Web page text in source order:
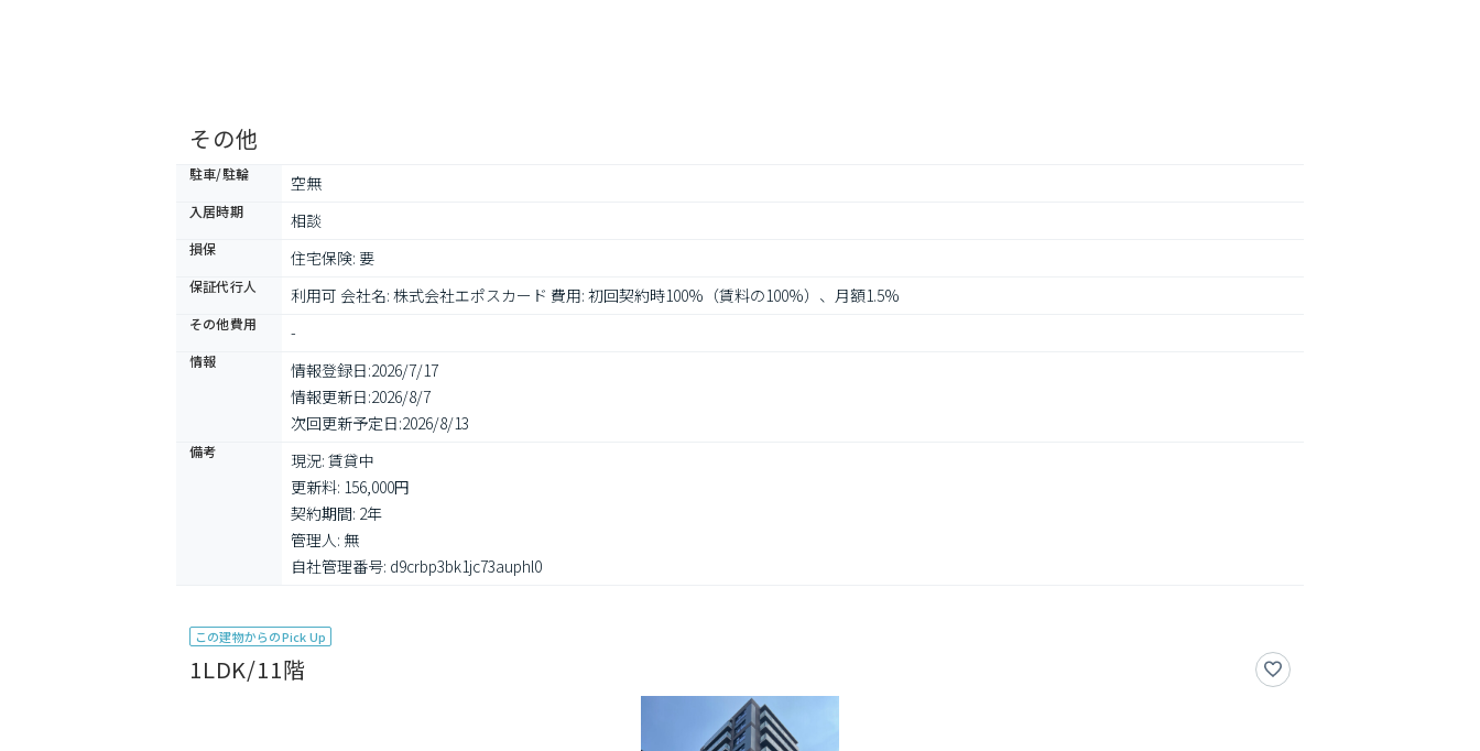
その他
駐車/駐輪 空無
入居時期 相談
損保 住宅保険: 要
保証代行人 利用可 会社名: 株式会社エポスカード 費用: 初回契約時100%（賃料の100%）、月額1.5%
その他費用 -
情報 情報登録日:2026/7/17
情報更新日:2026/8/7
次回更新予定日:2026/8/13
備考
現況: 賃貸中
更新料: 156,000円
契約期間: 2年
管理人: 無
自社管理番号: d9crbp3bk1jc73auphl0
この建物からのPick Up
1LDK/11階